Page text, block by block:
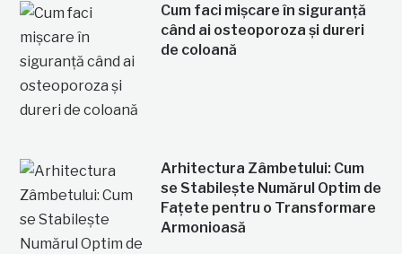
Cum faci mișcare în siguranță
când ai osteoporoza și dureri
de coloană
Arhitectura Zâmbetului: Cum
se Stabilește Numărul Optim de
Fațete pentru o Transformare
Armonioasă